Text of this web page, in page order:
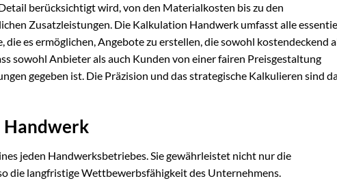
berücksichtigt wird, von den Materialkosten bis zu den
Zusatzleistungen. Die Kalkulation Handwerk umfasst alle
es ermöglichen, Angebote zu erstellen, die sowohl kostendeckend
sowohl Anbieter als auch Kunden von einer fairen Preisgestaltung
gegeben ist. Die Präzision und das strategische Kalkulieren sind
Handwerk
jeden Handwerksbetriebes. Sie gewährleistet nicht nur die
die langfristige Wettbewerbsfähigkeit des Unternehmens.